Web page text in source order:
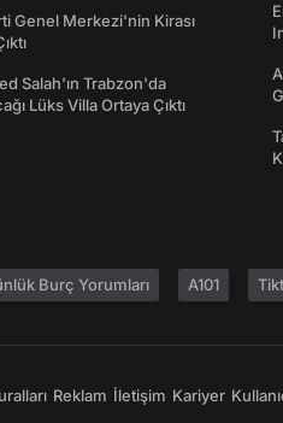
Genel Merkezi'nin Kirası
Salah'ın Trabzon'da
Lüks Villa Ortaya Çıktı
Burç Yorumları A101
Reklam İletişim Kariyer